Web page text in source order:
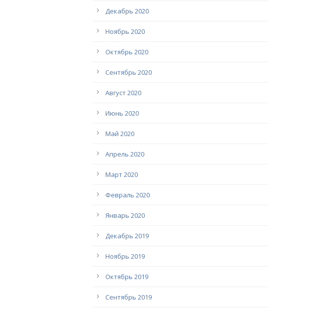
Декабрь 2020
Ноябрь 2020
Октябрь 2020
Сентябрь 2020
Август 2020
Июнь 2020
Май 2020
Апрель 2020
Март 2020
Февраль 2020
Январь 2020
Декабрь 2019
Ноябрь 2019
Октябрь 2019
Сентябрь 2019